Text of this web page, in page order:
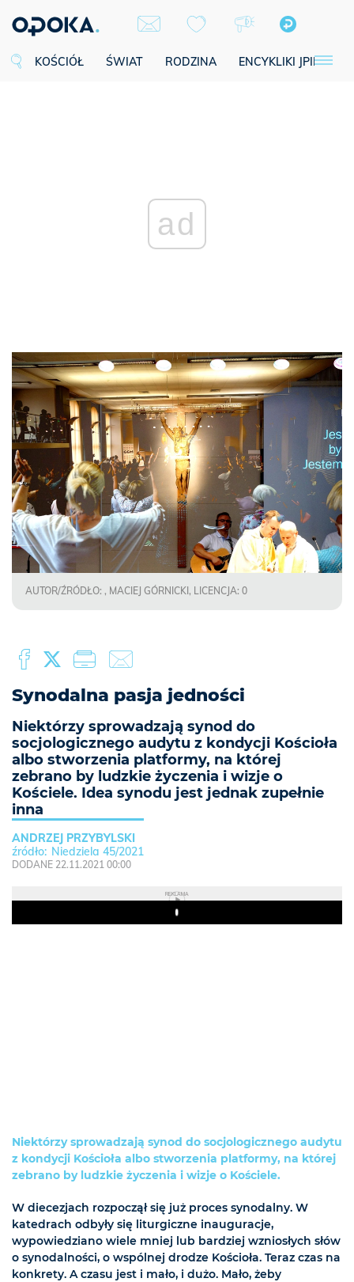
KOŚCIÓŁ ŚWIAT RODZINA ENCYKLIKI JPII
ad
AUTOR/ŹRÓDŁO: , MACIEJ GÓRNICKI, LICENCJA: 0
Synodalna pasja jedności
Niektórzy sprowadzają synod do
socjologicznego audytu z kondycji Kościoła
albo stworzenia platformy, na której
zebrano by ludzkie życzenia i wizje o
Kościele. Idea synodu jest jednak zupełnie
inna
ANDRZEJ PRZYBYLSKI
Niedziela 45/2021
DODANE 22.11.2021 00:00
REKLAMA
Play
Niektórzy sprowadzają synod do socjologicznego audytu
z kondycji Kościoła albo stworzenia platformy, na której
zebrano by ludzkie życzenia i wizje o Kościele.
W diecezjach rozpoczął się już proces synodalny. W
katedrach odbyły się liturgiczne inauguracje,
wypowiedziano wiele mniej lub bardziej wzniosłych słów
o synodalności, o wspólnej drodze Kościoła. Teraz czas na
konkrety. A czasu jest i mało, i dużo. Mało, żeby